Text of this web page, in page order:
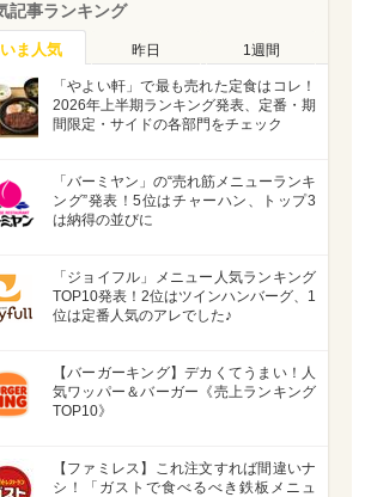
記事ランキング
いま人気 昨日 1週間
「やよい軒」で最も売れた定食はコレ！
2026年上半期ランキング発表、定番・期
間限定・サイドの各部門をチェック
「バーミヤン」の“売れ筋メニューランキ
ング”発表！5位はチャーハン、トップ3
は納得の並びに
「ジョイフル」メニュー人気ランキング
TOP10発表！2位はツインハンバーグ、1
位は定番人気のアレでした♪
【バーガーキング】デカくてうまい！人
気ワッパー＆バーガー《売上ランキング
TOP10》
【ファミレス】これ注文すれば間違いナ
シ！「ガストで食べるべき鉄板メニュ